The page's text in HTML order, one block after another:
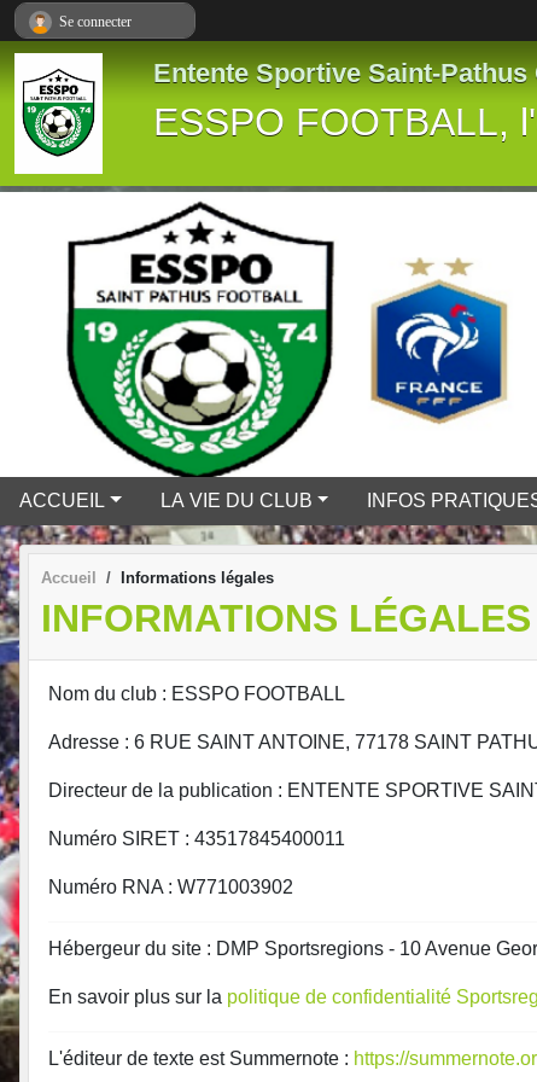
Entente Sportive Saint-Pathus
ESSPO FOOTBALL,
ACCUEIL LA VIE DU CLUB INFOS
Accueil Informations légales
INFORMATIONS LÉGALES
Nom du club : ESSPO FOOTBALL
Adresse : 6 RUE SAINT ANTOINE, 77178 SAINT
Directeur de la publication : ENTENTE SPORTIVE
Numéro SIRET : 43517845400011
Numéro RNA : W771003902
Hébergeur du site : DMP Sportsregions - 10 Avenue
En savoir plus sur la politique de confidentialité
L'éditeur de texte est Summernote : https://
Se connecter
Panneau de gestion des cookies